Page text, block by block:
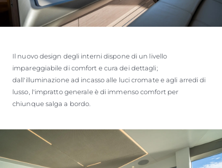
Il nuovo design degli interni dispone di un livello
impareggiabile di comfort e cura dei dettagli;
dall'illuminazione ad incasso alle luci cromate e agli arredi di
lusso, l'impratto generale è di immenso comfort per
chiunque salga a bordo.